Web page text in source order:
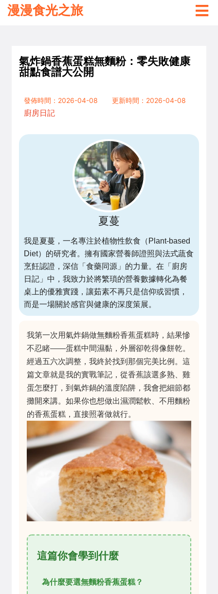
漫漫食光之旅
氣炸鍋香蕉蛋糕無麵粉：零失敗健康
甜點食譜大公開
發佈時間：2026-04-08
更新時間：2026-04-08
廚房日記
夏蔓
我是夏蔓，一名專注於植物性飲食（Plant-based
Diet）的研究者。擁有國家營養師證照與法式蔬食
烹飪認證，深信「食藥同源」的力量。在「廚房
日記」中，我致力於將繁瑣的營養數據轉化為餐
桌上的優雅實踐，讓茹素不再只是信仰或習慣，
而是一場關於感官與健康的深度策展。
我第一次用氣炸鍋做無麵粉香蕉蛋糕時，結果慘
不忍睹——蛋糕中間濕黏，外層卻乾得像餅乾。
經過五六次調整，我終於找到那個完美比例。這
篇文章就是我的實戰筆記，從香蕉該選多熟、雞
蛋怎麼打，到氣炸鍋的溫度陷阱，我會把細節都
攤開來講。如果你也想做出濕潤鬆軟、不用麵粉
的香蕉蛋糕，直接照著做就行。
這篇你會學到什麼
為什麼要選無麵粉香蕉蛋糕？